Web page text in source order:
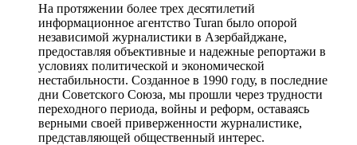
На протяжении более трех десятилетий
информационное агентство Turan было опорой
независимой журналистики в Азербайджане,
предоставляя объективные и надежные репортажи в
условиях политической и экономической
нестабильности. Созданное в 1990 году, в последние
дни Советского Союза, мы прошли через трудности
переходного периода, войны и реформ, оставаясь
верными своей приверженности журналистике,
представляющей общественный интерес.